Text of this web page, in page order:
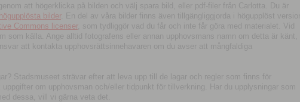
att högerklicka på bilden och välj spara bild, eller pdf-filer från Carlotta. Du är
bilder. En del av våra bilder finns även tillgängliggjorda i högupplöst version
Commons licenser, som tydliggör vad du får och inte får göra med materialet. Vid
som källa. Ange alltid fotografens eller annan upphovsmans namn om detta är känt,
att kontakta upphovsrättsinnehavaren om du avser att mångfaldiga
Stadsmuseet strävar efter att leva upp till de lagar och regler som finns för
om upphovsman och/eller tidpunkt för tillverkning. Har du upplysningar som
dessa, vill vi gärna veta det.